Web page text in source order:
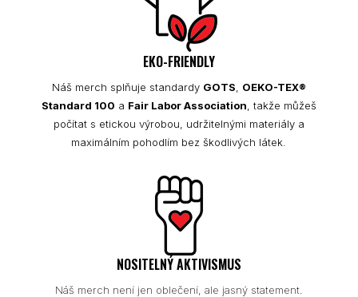
EKO-FRIENDLY
Náš merch splňuje standardy GOTS
OEKO-TEX®
Standard 100 a Fair Labor Association , takže můžeš
počítat s etickou výrobou, udržitelnými materiály a
maximálním pohodlím bez škodlivých látek.
NOSITELNÝ AKTIVISMUS
Náš merch není jen oblečení, ale jasný statement.